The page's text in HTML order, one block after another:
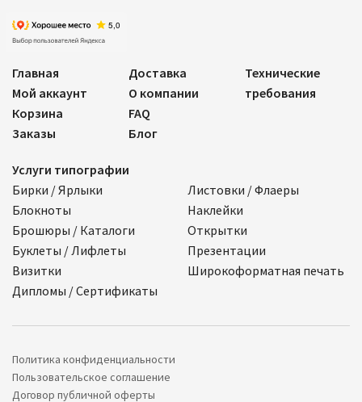
Главная
Мой аккаунт
Корзина
Заказы
Доставка
О компании
FAQ
Блог
Технические
требования
Услуги типографии
Бирки / Ярлыки
Блокноты
Брошюры / Каталоги
Буклеты / Лифлеты
Визитки
Дипломы / Сертификаты
Листовки / Флаеры
Наклейки
Открытки
Презентации
Широкоформатная печать
Политика конфиденциальности
Пользовательское соглашение
Договор публичной оферты